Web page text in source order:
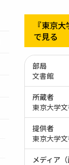
『東京
で見る
部局
文書館
所蔵者
東京大学
提供者
東京大学
メディア